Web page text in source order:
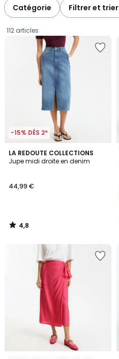
Catégorie Filtrer et trier
112 articles
-15% DÈS 2*
LA REDOUTE COLLECTIONS
Jupe midi droite en denim
€.
44,99 €
4,8
/ 5
4,8
/